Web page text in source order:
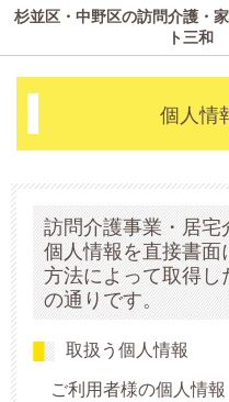
杉並区・中野区の訪問介護・
ト三和
個人情
訪問介護事業・居宅
個人情報を直接書
方法によって取得
の通りです。
取扱う個人情報
ご利用者様の個人情報